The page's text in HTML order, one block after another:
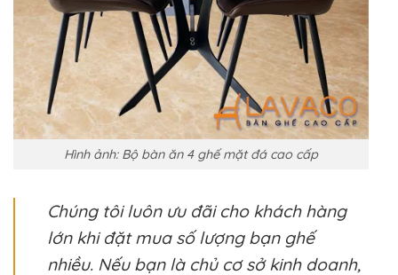
Hình ảnh: Bộ bàn ăn 4 ghế mặt đá cao cấp
Chúng tôi luôn ưu đãi cho khách hàng
lớn khi đặt mua số lượng bạn ghế
nhiều. Nếu bạn là chủ cơ sở kinh doanh,